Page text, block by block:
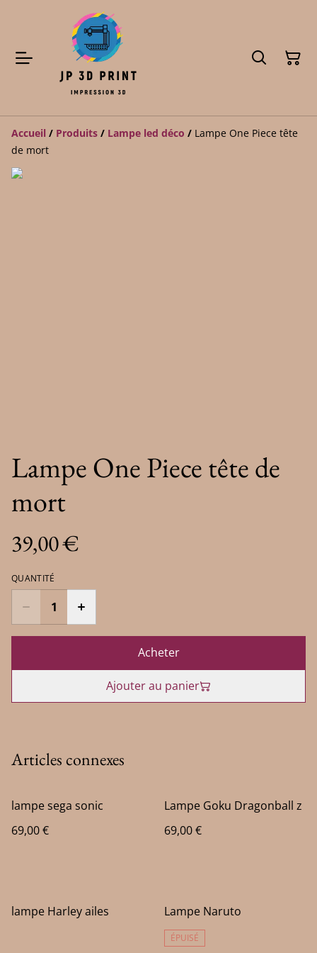
Accueil / Produits / Lampe led déco / Lampe One Piece tête
de mort
Lampe One Piece tête de
mort
39,00 €
QUANTITÉ
Acheter
Ajouter au panier
Articles connexes
lampe sega sonic
69,00 €
Lampe Goku Dragonball z
69,00 €
lampe Harley ailes Lampe Naruto
ÉPUISÉ